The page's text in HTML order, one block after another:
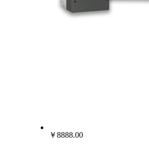
￥8888.00